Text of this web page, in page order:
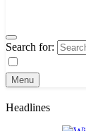
Search for:
Menu
Headlines